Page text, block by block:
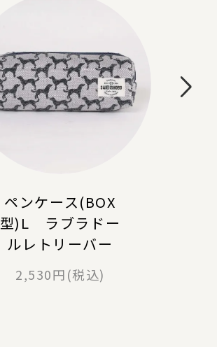
ペンケース(BOX
型)L ラブラドー
ルレトリーバー
2,530円(税込)